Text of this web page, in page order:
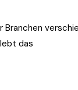
Branchen
das